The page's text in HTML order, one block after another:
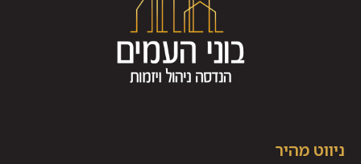
ניווט מהיר